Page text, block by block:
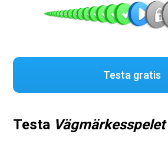
Testa gratis
Testa Vägmärkesspelet